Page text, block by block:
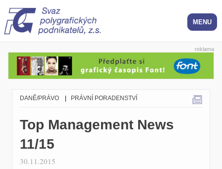
reklama
DANĚ/PRÁVO PRÁVNÍ PORADENSTVÍ
Top Management News
11/15
30.11.2015